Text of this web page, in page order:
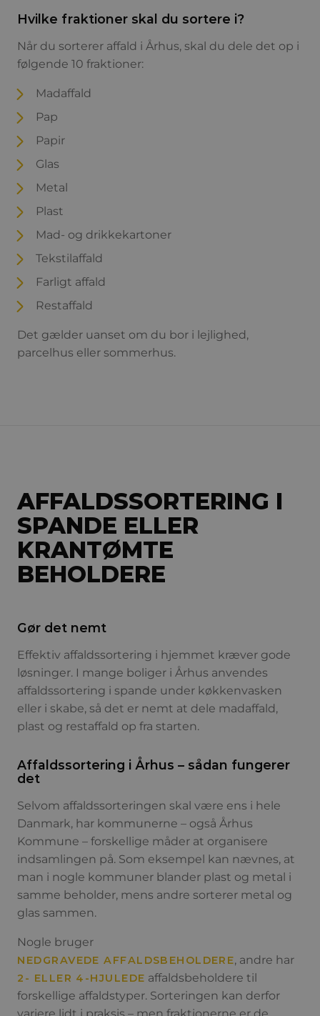
Hvilke fraktioner skal du sortere i?
Når du sorterer affald i Århus, skal du dele det op i
følgende 10 fraktioner:
Madaffald
Pap
Papir
Glas
Metal
Plast
Mad- og drikkekartoner
Tekstilaffald
Farligt affald
Restaffald
Det gælder uanset om du bor i lejlighed,
parcelhus eller sommerhus.
AFFALDSSORTERING I
SPANDE ELLER
KRANTØMTE
BEHOLDERE
Gør det nemt
Effektiv affaldssortering i hjemmet kræver gode
løsninger. I mange boliger i Århus anvendes
affaldssortering i spande under køkkenvasken
eller i skabe, så det er nemt at dele madaffald,
plast og restaffald op fra starten.
Affaldssortering i Århus – sådan fungerer
det
Selvom affaldssorteringen skal være ens i hele
Danmark, har kommunerne – også Århus
Kommune – forskellige måder at organisere
indsamlingen på. Som eksempel kan nævnes, at
man i nogle kommuner blander plast og metal i
samme beholder, mens andre sorterer metal og
glas sammen.
Nogle bruger
NEDGRAVEDE AFFALDSBEHOLDERE, andre har
2- ELLER 4-HJULEDE affaldsbeholdere til
forskellige affaldstyper. Sorteringen kan derfor